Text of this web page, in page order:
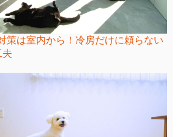
策は室内から！冷房だけに頼らない
夫